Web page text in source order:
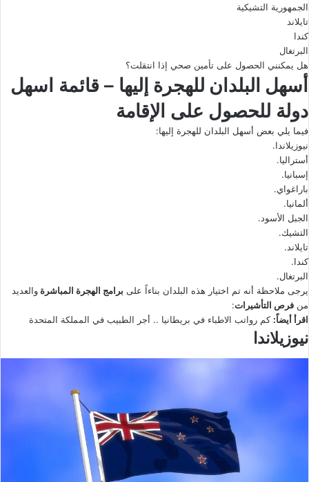
الجمهورية التشيكية
تايلاند
كندا
البرتغال
هل يمكنني الحصول على تأمين صحي إذا انتقلت؟
أسهل البلدان للهجرة إليها – قائمة اسهل
دولة للحصول على الإقامة
فيما يلي بعض أسهل البلدان للهجرة إليها:
نيوزيلاندا.
أستراليا.
إسبانيا.
باراغواي.
ألمانيا.
الجبل الأسود.
التشيك.
تايلاند.
كندا.
البرتغال.
يرجى ملاحظة أنه تم اختيار هذه البلدان بناءاً على برامج الهجرة المباشرة والعديد
من فرص التأشيرات:
اقرأ أيضاً: كم رواتب الاطباء في بريطانيا .. أجر الطبيب في المملكة المتحدة
نيوزيلاندا